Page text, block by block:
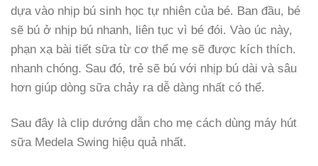
dựa vào nhịp bú sinh học tự nhiên của bé. Ban đầu, bé
sẽ bú ở nhịp bú nhanh, liên tục vì bé đói. Vào úc này,
phạn xạ bài tiết sữa từ cơ thể mẹ sẽ được kích thích.
nhanh chóng. Sau đó, trẻ sẽ bú với nhịp bú dài và sâu
hơn giúp dòng sữa chảy ra dễ dàng nhất có thể.
Sau đây là clip dướng dẫn cho mẹ cách dùng máy hút
sữa Medela Swing hiệu quả nhất.